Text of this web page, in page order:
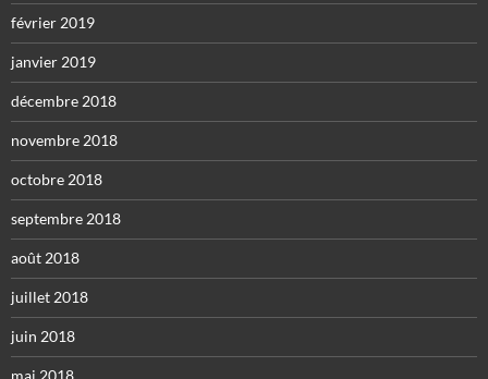
février 2019
janvier 2019
décembre 2018
novembre 2018
octobre 2018
septembre 2018
août 2018
juillet 2018
juin 2018
mai 2018